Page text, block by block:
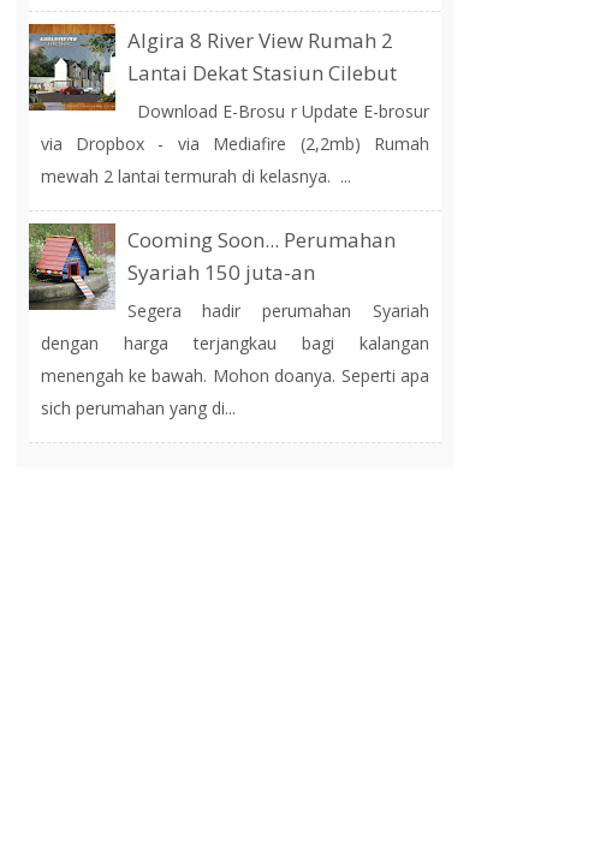
Algira 8 River View Rumah 2
Lantai Dekat Stasiun Cilebut
Download E-Brosu r Update E-brosur
via Dropbox - via Mediafire (2,2mb) Rumah
mewah 2 lantai termurah di kelasnya. ...
Cooming Soon... Perumahan
Syariah 150 juta-an
Segera hadir perumahan Syariah
dengan harga terjangkau bagi kalangan
menengah ke bawah. Mohon doanya. Seperti apa
sich perumahan yang di...